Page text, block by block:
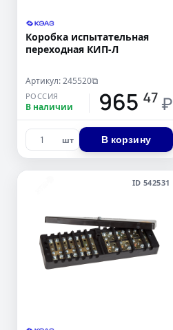
Коробка испытательная
переходная КИП-Л
Артикул: 245520⧉
РОССИЯ
В наличии 965 47 ₽
шт В корзину
ID 542531